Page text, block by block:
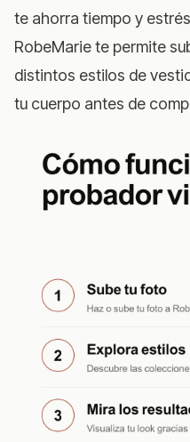
te ahorra tiempo y
RobeMariete permite
distintos estilos de
tu cuerpo antes de